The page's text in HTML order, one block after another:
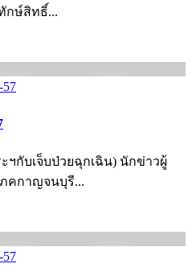
กษ์สิทธิ์...
ฯกับเจ็บป่วยฉุกเฉิน) นักข่าวผู้
คกาญจนบุรี...